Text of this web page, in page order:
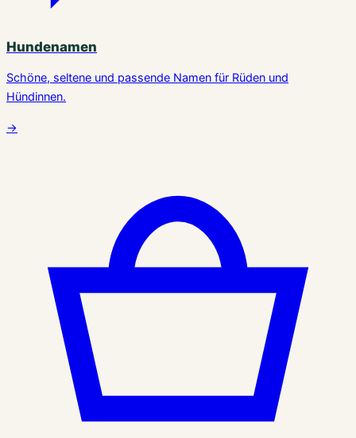
Hundenamen
Schöne, seltene und passende Namen für Rüden und
Hündinnen.
→